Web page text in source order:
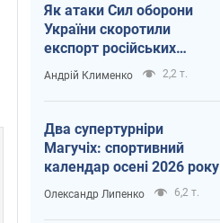
Як атаки Сил оборони
України скоротили
експорт російських
нафтопродуктів
Андрій Клименко 2,2 т.
Два супертурніри
Магучіх: спортивний
календар осені 2026 року
Олександр Липенко 6,2 т.